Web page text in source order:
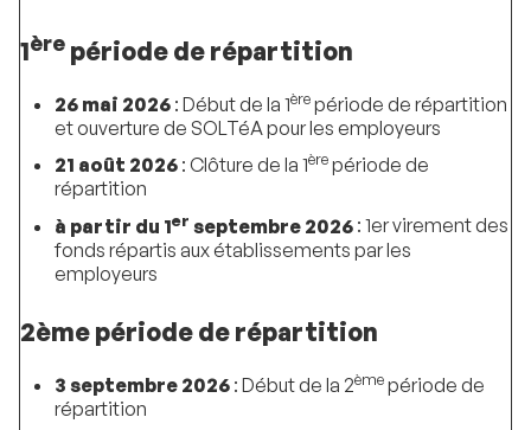
1ère période de répartition
26 mai 2026: Début de la 1èrepériode de répartition
et ouverture de SOLTéA pour les employeurs
21 août 2026: Clôture de la 1èrepériode de
répartition
à partir du 1er septembre 2026: 1er virement des
fonds répartis aux établissements par les
employeurs
2ème période de répartition
3 septembre 2026: Début de la 2èmepériode de
répartition